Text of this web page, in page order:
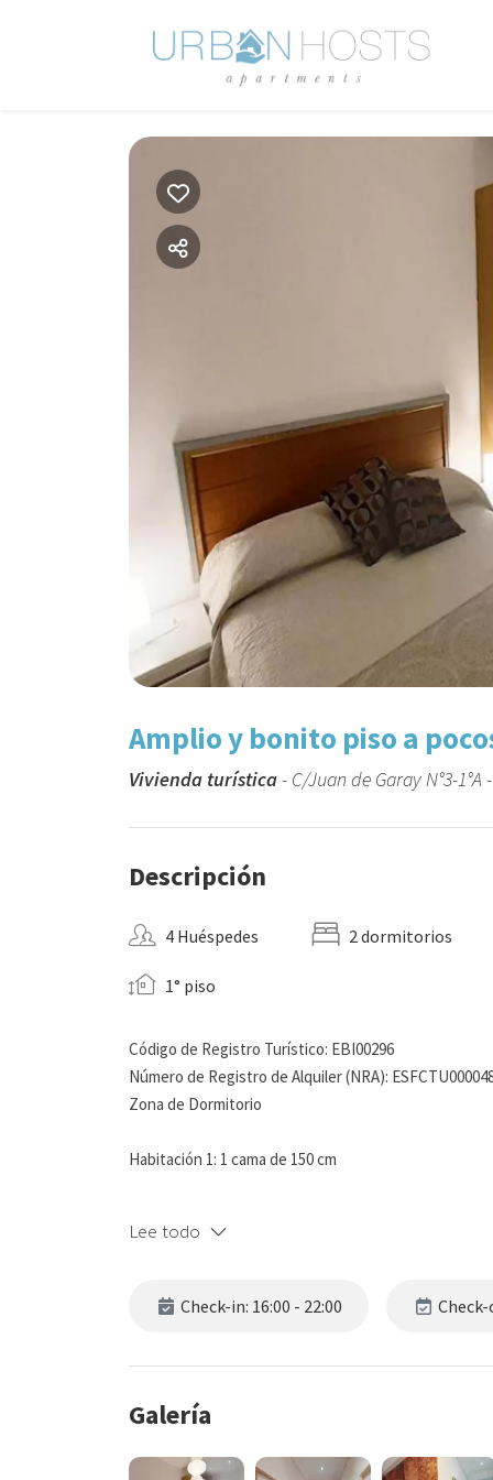
Amplio y bonito piso a
Vivienda turística- C/Juan de Garay N°3-1°A
Descripción
4 Huéspedes 2 dormitorios
1° piso
Código de Registro Turístico: EBI00296
Número de Registro de Alquiler (NRA):
Zona de Dormitorio
Habitación 1: 1 cama de 150 cm
Lee todo
Check-in: 16:00 - 22:00 Check-
Galería